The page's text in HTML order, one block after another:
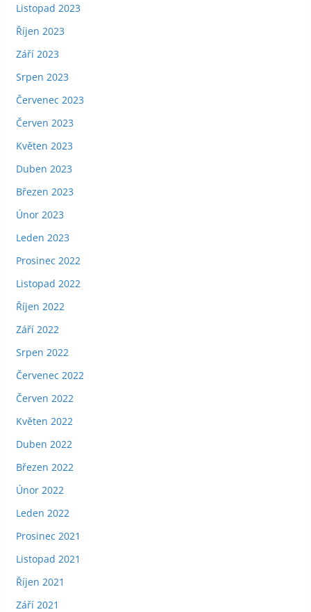
Listopad 2023
Říjen 2023
Září 2023
Srpen 2023
Červenec 2023
Červen 2023
Květen 2023
Duben 2023
Březen 2023
Únor 2023
Leden 2023
Prosinec 2022
Listopad 2022
Říjen 2022
Září 2022
Srpen 2022
Červenec 2022
Červen 2022
Květen 2022
Duben 2022
Březen 2022
Únor 2022
Leden 2022
Prosinec 2021
Listopad 2021
Říjen 2021
Září 2021